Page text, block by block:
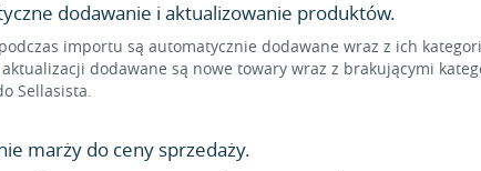
dodawanie i aktualizowanie produktów.
importu są automatycznie dodawane wraz z ich
dodawane są nowe towary wraz z brakującymi
Sellasista.
marży do ceny sprzedaży.